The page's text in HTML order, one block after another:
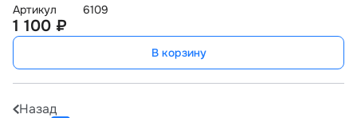
Артикул
6109
1 100 ₽
В корзину
Назад